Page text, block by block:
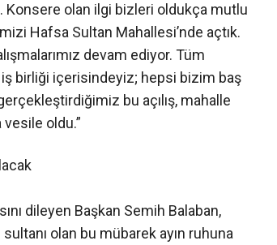
olan ilgi bizleri oldukça mutlu
Hafsa Sultan Mahallesi’nde açtık.
devam ediyor. Tüm
birliği içerisindeyiz; hepsi bizim baş
bu açılış, mahalle
oldu.”
dileyen Başkan Semih Balaban,
olan bu mübarek ayın ruhuna